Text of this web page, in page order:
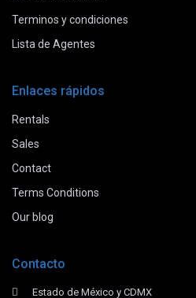
Terminos y condiciones
Lista de Agentes
Enlaces rápidos
Rentals
Sales
Contact
Terms Conditions
Our blog
Contacto
Estado de México y CDMX